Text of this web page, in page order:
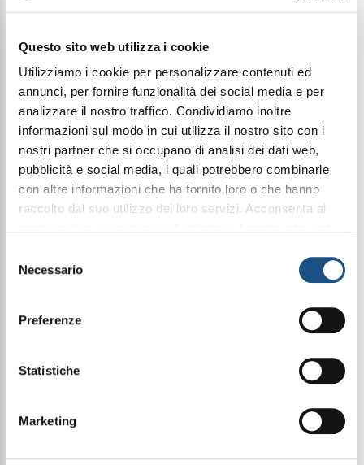
Questo sito web utilizza i cookie
Utilizziamo i cookie per personalizzare contenuti ed
annunci, per fornire funzionalità dei social media e per
analizzare il nostro traffico. Condividiamo inoltre
informazioni sul modo in cui utilizza il nostro sito con i
nostri partner che si occupano di analisi dei dati web,
pubblicità e social media, i quali potrebbero combinarle
con altre informazioni che ha fornito loro o che hanno
raccolto dal suo utilizzo dei loro servizi. Acconsenta ai
delNecessario
Preferenze
Statistiche
Marketing
Prezzo di listino:
€ 35,00
Condividi questo articolo sui social
FacebookWhatsApp
che combina dolcezza fruttata e sfumature floreali
fragola, regalando un inizio fresco e goloso. Nel
cuore, l’eleganza della peonia rosa, della rosa di
tocco floreale raffinato e delicato. Il fondo avvolge i
sensi con la profondità del muschio, delle note
legnose, del sandalo e del tocco affumicato, per